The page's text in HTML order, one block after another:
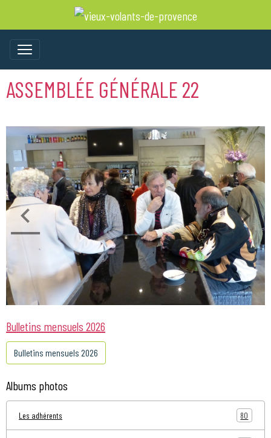
ASSEMBLÉE GÉNÉRALE 22
Bulletins mensuels 2026
Bulletins mensuels 2026
Albums photos
Les adhérents 80